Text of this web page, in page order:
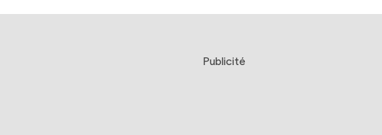
Publicité